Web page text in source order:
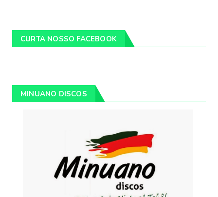
CURTA NOSSO FACEBOOK
MINUANO DISCOS